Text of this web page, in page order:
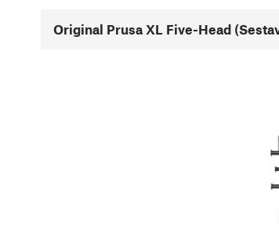
Original Prusa XL Five-Head